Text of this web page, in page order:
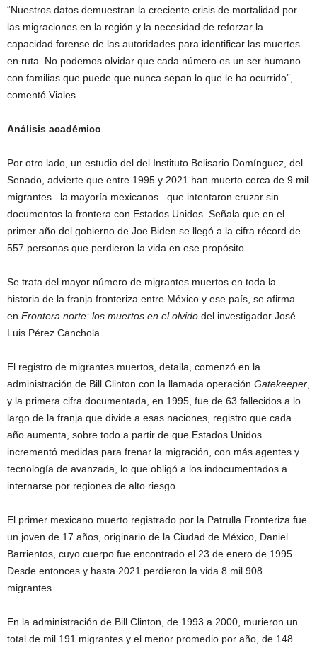
“Nuestros datos demuestran la creciente crisis de mortalidad por
las migraciones en la región y la necesidad de reforzar la
capacidad forense de las autoridades para identificar las muertes
en ruta. No podemos olvidar que cada número es un ser humano
con familias que puede que nunca sepan lo que le ha ocurrido”,
comentó Viales.
Análisis académico
Por otro lado, un estudio del del Instituto Belisario Domínguez, del
Senado, advierte que entre 1995 y 2021 han muerto cerca de 9 mil
migrantes –la mayoría mexicanos– que intentaron cruzar sin
documentos la frontera con Estados Unidos. Señala que en el
primer año del gobierno de Joe Biden se llegó a la cifra récord de
557 personas que perdieron la vida en ese propósito.
Se trata del mayor número de migrantes muertos en toda la
historia de la franja fronteriza entre México y ese país, se afirma
en Frontera norte: los muertos en el olvido del investigador José
Luis Pérez Canchola.
El registro de migrantes muertos, detalla, comenzó en la
administración de Bill Clinton con la llamada operación Gatekeeper
y la primera cifra documentada, en 1995, fue de 63 fallecidos a lo
largo de la franja que divide a esas naciones, registro que cada
año aumenta, sobre todo a partir de que Estados Unidos
incrementó medidas para frenar la migración, con más agentes y
tecnología de avanzada, lo que obligó a los indocumentados a
internarse por regiones de alto riesgo.
El primer mexicano muerto registrado por la Patrulla Fronteriza fue
un joven de 17 años, originario de la Ciudad de México, Daniel
Barrientos, cuyo cuerpo fue encontrado el 23 de enero de 1995.
Desde entonces y hasta 2021 perdieron la vida 8 mil 908
migrantes.
En la administración de Bill Clinton, de 1993 a 2000, murieron un
total de mil 191 migrantes y el menor promedio por año, de 148.